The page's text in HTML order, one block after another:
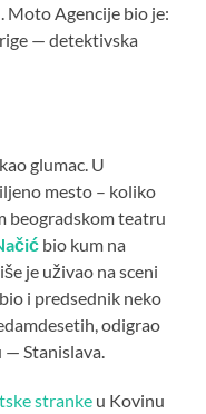
Moto Agencije bio je:
— detektivska
glumac. U
mesto – koliko
beogradskom teatru
bio kum na
je uživao na sceni
i predsednik neko
odigrao
Stanislava.
stranke u Kovinu